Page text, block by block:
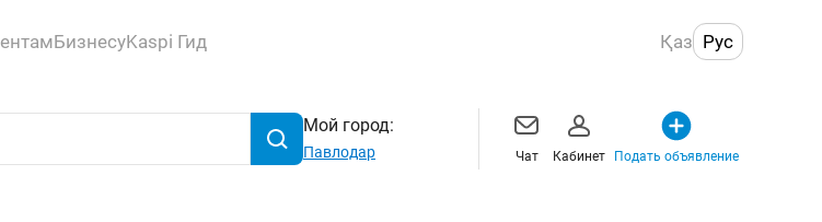
БизнесуKaspi Гид Қаз Рус
Мой город:
Павлодар Чат Кабинет Подать объявление